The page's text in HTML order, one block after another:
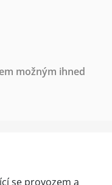
možným ihned
se provozem a